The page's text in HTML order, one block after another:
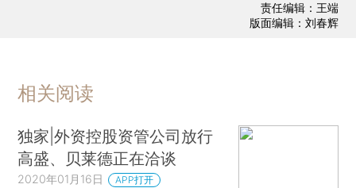
责任编辑：王端
版面编辑：刘春辉
相关阅读
独家|外资控股资管公司放行
高盛、贝莱德正在洽谈
2020年01月16日 APP打开